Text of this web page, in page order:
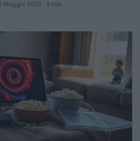
Maggio 2026 · 3 min